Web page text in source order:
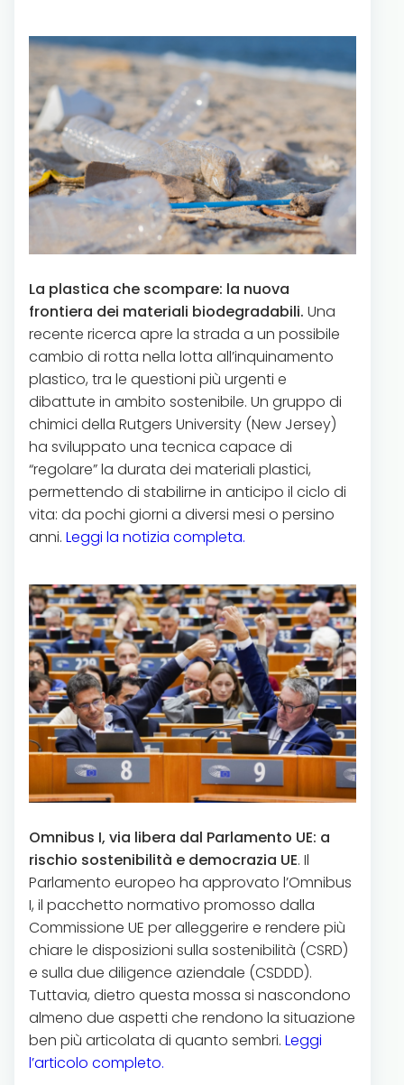
La plastica che scompare: la nuova
frontiera dei materiali biodegradabili. Una
recente ricerca apre la strada a un possibile
cambio di rotta nella lotta all’inquinamento
plastico, tra le questioni più urgenti e
dibattute in ambito sostenibile. Un gruppo di
chimici della Rutgers University (New Jersey)
ha sviluppato una tecnica capace di
“regolare” la durata dei materiali plastici,
permettendo di stabilirne in anticipo il ciclo di
vita: da pochi giorni a diversi mesi o persino
anni. Leggi la notizia completa.
Omnibus I, via libera dal Parlamento UE: a
rischio sostenibilità e democrazia UE. Il
Parlamento europeo ha approvato l’Omnibus
I, il pacchetto normativo promosso dalla
Commissione UE per alleggerire e rendere più
chiare le disposizioni sulla sostenibilità (CSRD)
e sulla due diligence aziendale (CSDDD).
Tuttavia, dietro questa mossa si nascondono
almeno due aspetti che rendono la situazione
ben più articolata di quanto sembri. Leggi
l’articolo completo.